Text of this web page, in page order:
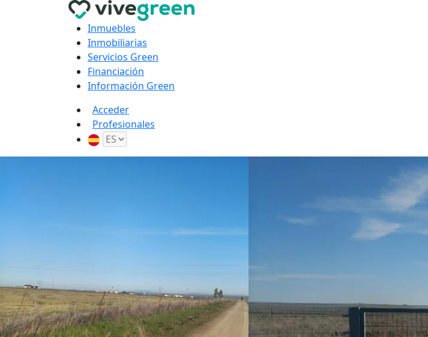
Inmuebles
Inmobiliarias
Servicios Green
Financiación
Información Green
Acceder
Profesionales